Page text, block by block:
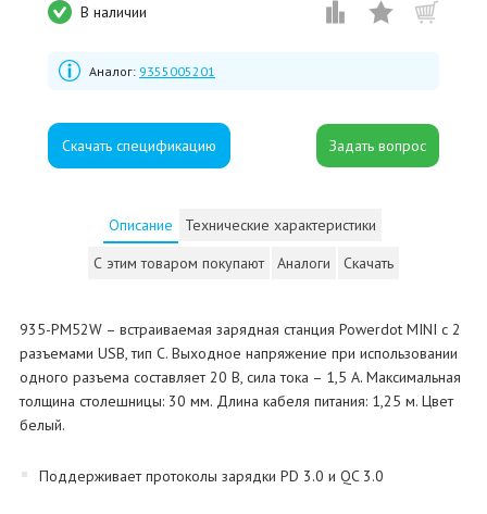
В наличии
Аналог: 9355005201
Скачать спецификацию
Описание
Технические характеристики
С этим товаром покупают
Аналоги Скачать
935-PM52W – встраиваемая зарядная станция Powerdot MINI с 2
разъемами USB, тип C. Выходное напряжение при использовании
одного разъема составляет 20 В, сила тока – 1,5 А. Максимальная
толщина столешницы: 30 мм. Длина кабеля питания: 1,25 м. Цвет
белый.
Поддерживает протоколы зарядки PD 3.0 и QC 3.0